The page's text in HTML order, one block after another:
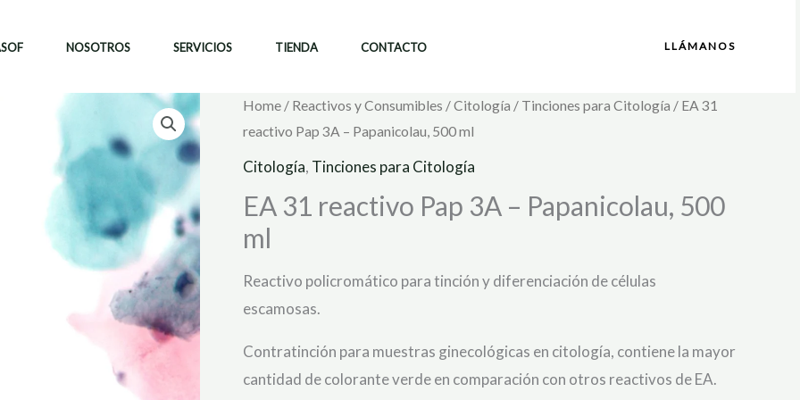
NOSOTROS SERVICIOS TIENDA CONTACTO LLÁMANOS
Home / Reactivos y Consumibles /Citología / Tinciones para Citología / EA 31
reactivo Pap 3A – Papanicolau, 500 ml
Citología, Tinciones para Citología
EA 31 reactivo Pap 3A – Papanicolau, 500
ml
Reactivo policromático para tinción y diferenciación de células
escamosas.
Contratinción para muestras ginecológicas en citología, contiene la mayor
cantidad de colorante verde en comparación con otros reactivos de EA.